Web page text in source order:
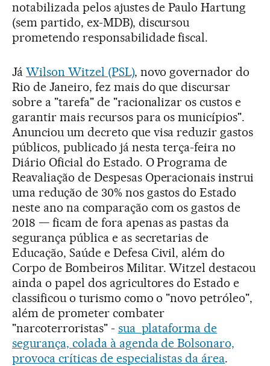
notabilizada pelos ajustes de Paulo Hartung
(sem partido, ex-MDB), discursou
prometendo responsabilidade fiscal.
Já Wilson Witzel (PSL), novo governador do
Rio de Janeiro, fez mais do que discursar
sobre a "tarefa" de "racionalizar os custos e
garantir mais recursos para os municípios".
Anunciou um decreto que visa reduzir gastos
públicos, publicado já nesta terça-feira no
Diário Oficial do Estado. O Programa de
Reavaliação de Despesas Operacionais instrui
uma redução de 30% nos gastos do Estado
neste ano na comparação com os gastos de
2018 — ficam de fora apenas as pastas da
segurança pública e as secretarias de
Educação, Saúde e Defesa Civil, além do
Corpo de Bombeiros Militar. Witzel destacou
ainda o papel dos agricultores do Estado e
classificou o turismo como o "novo petróleo",
além de prometer combater
"narcoterroristas" - sua plataforma de
segurança, colada à agenda de Bolsonaro,
provoca críticas de especialistas da área.